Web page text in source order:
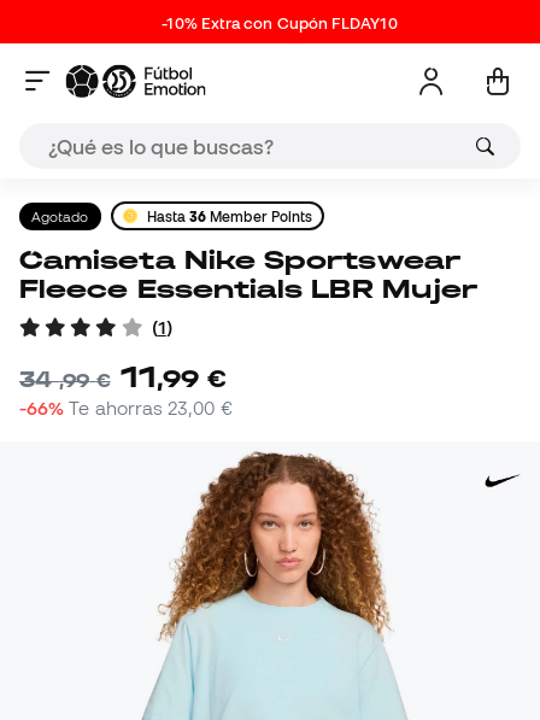
-10% Extra con Cupón FLDAY10
Agotado Hasta36 Member Points
Camiseta Nike Sportswear
Fleece Essentials LBR Mujer
(1)
34,99 € 11,99 €
-66% Te ahorras 23,00 €